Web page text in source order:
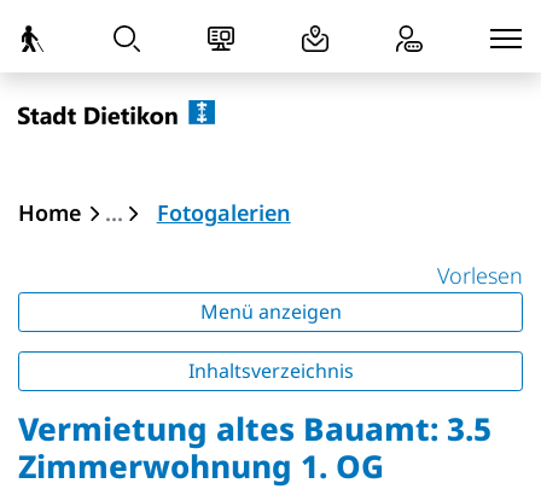
zur Startseite
Direkt zur Hauptnavigation
Direkt zum Inhalt
Direkt zur Suche
Direkt zum Stichwortverzeichnis
Dietikon
Home Fotogalerien(ausgewählt)
Vorlesen
Menü anzeigen
Inhaltsverzeichnis
Vermietung altes Bauamt: 3.5
Zimmerwohnung 1. OG